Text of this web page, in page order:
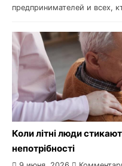
предпринимателей и всех,
Коли літні люди
непотрібності